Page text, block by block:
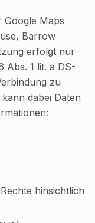
Google Maps
Barrow
erfolgt nur
Abs. 1 lit. a DS-
zu
dabei Daten
hinsichtlich